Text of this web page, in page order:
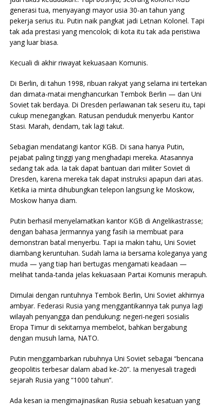
generasi tua, menyayangi mayor usia 30-an tahun yang
pekerja serius itu. Putin naik pangkat jadi Letnan Kolonel. Tapi
tak ada prestasi yang mencolok; di kota itu tak ada peristiwa
yang luar biasa.
Kecuali di akhir riwayat kekuasaan Komunis.
Di Berlin, di tahun 1998, ribuan rakyat yang selama ini tertekan
dan dimata-matai menghancurkan Tembok Berlin — dan Uni
Soviet tak berdaya. Di Dresden perlawanan tak seseru itu, tapi
cukup menegangkan. Ratusan penduduk menyerbu Kantor
Stasi. Marah, dendam, tak lagi takut.
Sebagian mendatangi kantor KGB. Di sana hanya Putin,
pejabat paling tinggi yang menghadapi mereka. Atasannya
sedang tak ada. Ia tak dapat bantuan dari militer Soviet di
Dresden, karena mereka tak dapat instruksi apapun dari atas.
Ketika ia minta dihubungkan telepon langsung ke Moskow,
Moskow hanya diam.
Putin berhasil menyelamatkan kantor KGB di Angelikastrasse;
dengan bahasa Jermannya yang fasih ia membuat para
demonstran batal menyerbu. Tapi ia makin tahu, Uni Soviet
diambang keruntuhan. Sudah lama ia bersama koleganya yang
muda — yang tiap hari bertugas mengamati keadaan —
melihat tanda-tanda jelas kekuasaan Partai Komunis merapuh.
Dimulai dengan runtuhnya Tembok Berlin, Uni Soviet akhirnya
ambyar. Federasi Rusia yang menggantikannya tak punya lagi
wilayah penyangga dan pendukung: negeri-negeri sosialis
Eropa Timur di sekitarnya membelot, bahkan bergabung
dengan musuh lama, NATO.
Putin menggambarkan rubuhnya Uni Soviet sebagai “bencana
geopolitis terbesar dalam abad ke-20”. Ia menyesali tragedi
sejarah Rusia yang “1000 tahun”.
Ada kesan ia mengimajinasikan Rusia sebuah kesatuan yang